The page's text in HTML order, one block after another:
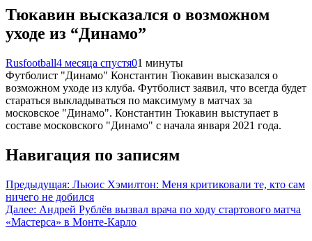
Тюкавин высказался о возможном
уходе из “Динамо”
Rusfootball4 месяца спустя01 минуты
Футболист "Динамо" Константин Тюкавин высказался о
возможном уходе из клуба. Футболист заявил, что всегда будет
стараться выкладываться по максимуму в матчах за
московское "Динамо". Константин Тюкавин выступает в
составе московского "Динамо" с начала января 2021 года.
Навигация по записям
Предыдущая: Льюис Хэмилтон: Меня критиковали те, кто сам
ничего не добился
Далее: Андрей Рублёв вызвал врача по ходу стартового матча
«Мастерса» в Монте-Карло